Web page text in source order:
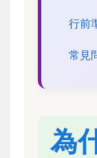
行前
常見
為